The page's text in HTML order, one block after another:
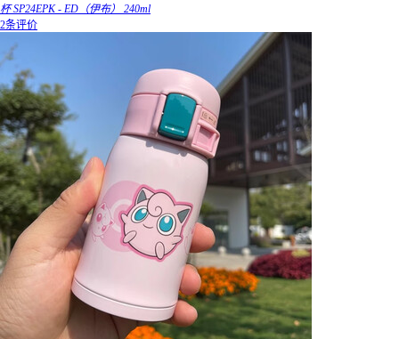
杯 SP24EPK - ED（伊布） 240ml
2条评价